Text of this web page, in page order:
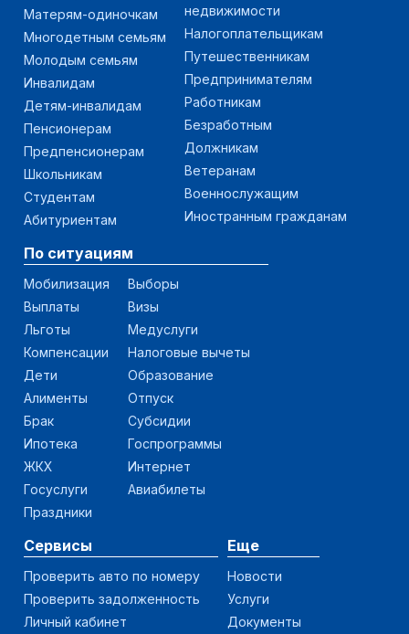
Матерям-одиночкам
Многодетным семьям
Молодым семьям
Инвалидам
Детям-инвалидам
Пенсионерам
Предпенсионерам
Школьникам
Студентам
Абитуриентам
недвижимости
Налогоплательщикам
Путешественникам
Предпринимателям
Работникам
Безработным
Должникам
Ветеранам
Военнослужащим
Иностранным гражданам
По ситуациям
Мобилизация
Выплаты
Льготы
Компенсации
Дети
Алименты
Брак
Ипотека
ЖКХ
Госуслуги
Праздники
Выборы
Визы
Медуслуги
Налоговые вычеты
Образование
Отпуск
Субсидии
Госпрограммы
Интернет
Авиабилеты
Сервисы
Проверить авто по номеру
Проверить задолженность
Личный кабинет
Еще
Новости
Услуги
Документы